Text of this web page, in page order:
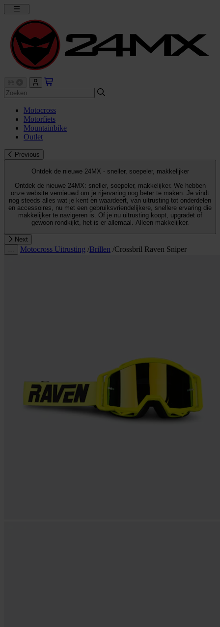
Motocross
Motorfiets
Mountainbike
Outlet
Previous
Ontdek de nieuwe 24MX - sneller, soepeler, makkelijker
Ontdek de nieuwe 24MX: sneller, soepeler, makkelijker. We hebben
onze website vernieuwd om je rijervaring nog beter te maken. Je vindt
nog steeds alles wat je kent en waardeert, van uitrusting tot onderdelen
en accessoires, nu met een gebruiksvriendelijkere, snellere ervaring die
makkelijker te navigeren is. Of je nu uitrusting koopt, upgradet of
gewoon rondkijkt, het is er allemaal. Alleen makkelijker.
Next
Motocross Uitrusting /Brillen /Crossbril Raven Sniper